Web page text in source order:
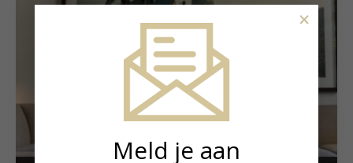
Meld je aan
×